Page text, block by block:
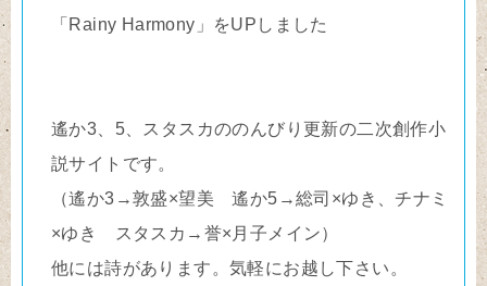
「Rainy Harmony」をUPしました
遙か3、5、スタスカののんびり更新の二次創作小
説サイトです。
（遙か3→敦盛×望美 遙か5→総司×ゆき、チナミ
×ゆき スタスカ→誉×月子メイン）
他には詩があります。気軽にお越し下さい。